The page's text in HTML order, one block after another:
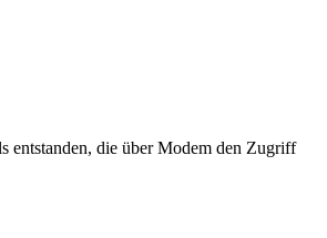
entstanden, die über Modem den Zugriff